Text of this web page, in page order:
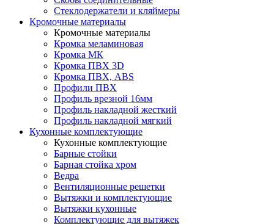
Стеклодержатели и кляймеры
Кромочные материалы
Кромочные материалы
Кромка меламиновая
Кромка МК
Кромка ПВХ 3D
Кромка ПВХ, ABS
Профили ПВХ
Профиль врезной 16мм
Профиль накладной жесткий
Профиль накладной мягкий
Кухонные комплектующие
Кухонные комплектующие
Барные стойки
Барная стойка хром
Ведра
Вентиляционные решетки
Вытяжки и комплектующие
Вытяжки кухонные
Комплектующие для вытяжек